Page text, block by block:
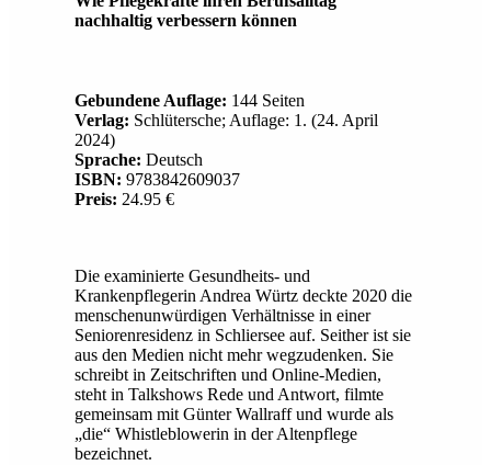
nachhaltig verbessern können
Gebundene Auflage: 144 Seiten
Verlag: Schlütersche; Auflage: 1. (24. April
2024)
Sprache: Deutsch
ISBN: 9783842609037
Preis: 24.95 €
Die examinierte Gesundheits- und
Krankenpflegerin Andrea Würtz deckte 2020 die
menschenunwürdigen Verhältnisse in einer
Seniorenresidenz in Schliersee auf. Seither ist sie
aus den Medien nicht mehr wegzudenken. Sie
schreibt in Zeitschriften und Online-Medien,
steht in Talkshows Rede und Antwort, filmte
gemeinsam mit Günter Wallraff und wurde als
„die“ Whistleblowerin in der Altenpflege
bezeichnet.